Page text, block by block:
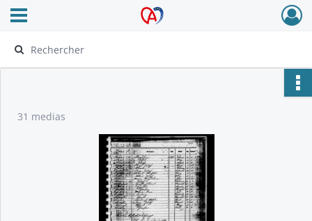
Archives Alsace - Colmar
Ouvrir le menu déroulant
31 medias